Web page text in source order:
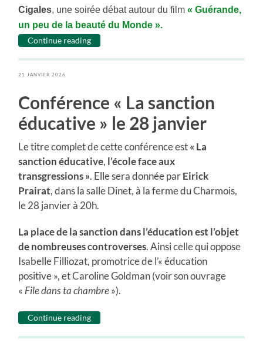
Cigales, une soirée débat autour du film«Guérande,
un peu de la beauté du Monde ».
Continue reading
21 JANVIER 2026
Conférence « La sanction
éducative » le 28 janvier
Le titre complet de cette conférence est« La
sanction éducative, l’école face aux
transgressions ». Elle sera donnée parEirick
Prairat, dans la salle Dinet, à la ferme du Charmois,
le 28 janvier à 20h.
La place de la sanction dans l’éducation est l’objet
de nombreuses controverses. Ainsi celle qui oppose
Isabelle Filliozat, promotrice de l’« éducation
positive », et Caroline Goldman (voir son ouvrage
« File dans ta chambre»).
Continue reading